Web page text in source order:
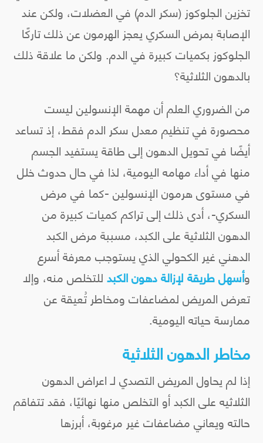
تخزين الجلوكوز (سكر الدم) في العضلات، ولكن عند
الإصابة بمرض السكري يعجز الهرمون عن ذلك تاركًا
الجلوكوز بكميات كبيرة في الدم. ولكن ما علاقة ذلك
بالدهون الثلاثية؟
من الضروري العلم أن مهمة الإنسولين ليست
محصورة في تنظيم معدل سكر الدم فقط، إذ تساعد
أيضًا في تحويل الدهون إلى طاقة يستفيد الجسم
منها في أداء مهامه اليومية، لذا في حال حدوث خلل
في مستوى هرمون الإنسولين -كما في مرض
السكري-، أدى ذلك إلى تراكم كميات كبيرة من
الدهون الثلاثية على الكبد، مسببة مرض الكبد
الدهني غير الكحولي الذي يستوجب معرفة أسرع
وأسهل طريقة لإزالة دهون الكبدللتخلص منه، وإلا
تعرض المريض لمضاعفات ومخاطر تُعيقة عن
ممارسة حياته اليومية.
مخاطر الدهون الثلاثية
إذا لم يحاول المريض التصدي لـ اعراض الدهون
الثلاثيه على الكبد أو التخلص منها نهائيًا، فقد تتفاقم
حالته ويعاني مضاعفات غير مرغوبة، أبرزها